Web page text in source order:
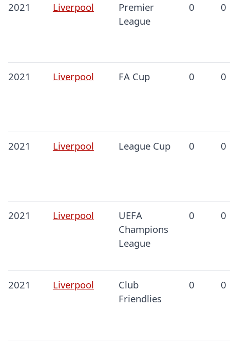
2021 Liverpool
Premier
League
0 0
2021 Liverpool FA Cup 0 0
2021 Liverpool League Cup 0 0
2021 Liverpool
UEFA
Champions
League
0 0
2021 Liverpool
Club
Friendlies
0 0